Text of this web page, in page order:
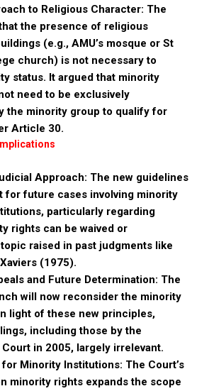
to Religious Character: The
the presence of religious
(e.g., AMU’s mosque or St
church) is not necessary to
status. It argued that minority
need to be exclusively
the minority group to qualify for
Article 30.
Approach: The new guidelines
for future cases involving minority
particularly regarding
rights can be waived or
raised in past judgments like
(1975).
and Future Determination: The
will now reconsider the minority
light of these new principles,
including those by the
in 2005, largely irrelevant.
Minority Institutions: The Court’s
minority rights expands the scope